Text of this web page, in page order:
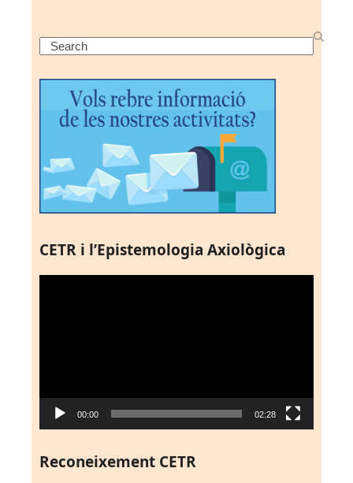
Search
CETR i l’Epistemologia Axiològica
00:00 02:28
Reconeixement CETR